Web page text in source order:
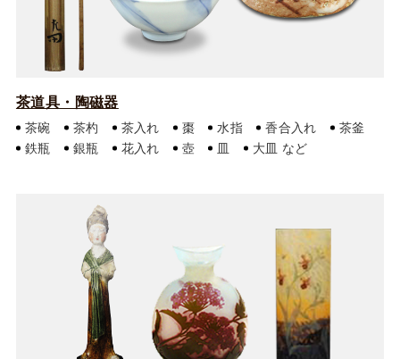
茶道具・陶磁器
茶碗 茶杓 茶入れ 棗 水指 香合入れ
茶釜
鉄瓶
銀瓶 花入れ 壺 皿 大皿